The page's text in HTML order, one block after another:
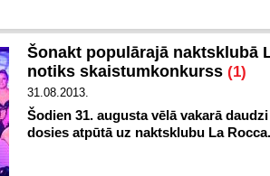
Šonakt populārajā naktsklubā
notiks skaistumkonkurss (1)
31.08.2013.
Šodien 31. augusta vēlā vakarā
dosies atpūtā uz naktsklubu La Rocca.